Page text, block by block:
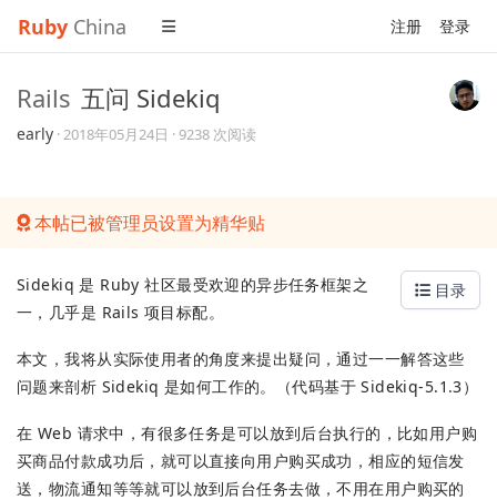
Ruby China 注册 登录
Rails 五问 Sidekiq
early ·2018年05月24日 · 9238 次阅读
本帖已被管理员设置为精华贴
目录
Sidekiq 是 Ruby 社区最受欢迎的异步任务框架之
一，几乎是 Rails 项目标配。
本文，我将从实际使用者的角度来提出疑问，通过一一解答这些
问题来剖析 Sidekiq 是如何工作的。（代码基于 Sidekiq-5.1.3）
在 Web 请求中，有很多任务是可以放到后台执行的，比如用户购
买商品付款成功后，就可以直接向用户购买成功，相应的短信发
送，物流通知等等就可以放到后台任务去做，不用在用户购买的